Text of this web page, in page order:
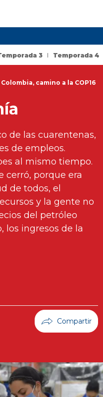
3 Temporada 4
camino a la COP16
de las cuarentenas,
de empleos.
al mismo tiempo.
cerró, porque era
de todos, el
y la gente no
del petróleo
los ingresos de la